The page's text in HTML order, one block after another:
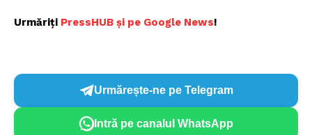
Urmăriți PressHUB și pe Google News!
Urmărește-ne pe Telegram
Intră pe canalul WhatsApp